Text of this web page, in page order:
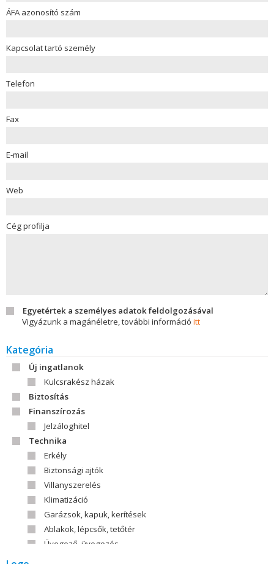
ÁFA azonosító szám
Kapcsolat tartó személy
Telefon
Fax
E-mail
Web
Cég profilja
Egyetértek a személyes adatok feldolgozásával
Vigyázunk a magánéletre, további információ itt
Kategória
Új ingatlanok
Kulcsrakész házak
Biztosítás
Finanszírozás
Jelzáloghitel
Technika
Erkély
Biztonsági ajtók
Villanyszerelés
Klimatizáció
Garázsok, kapuk, kerítések
Ablakok, lépcsők, tetőtér
Üvegező, üvegezés